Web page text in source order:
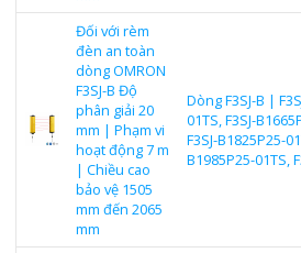
Đối với rèm
đèn an toàn
dòng OMRON
F3SJ-B Độ
phân giải 20
mm | Phạm vi
hoạt động 7 m
| Chiều cao
bảo vệ 1505
mm đến 2065
mm
Dòng F3SJ-B |
01TS, F3SJ-
F3SJ-B1825P25-
B1985P25-01TS,